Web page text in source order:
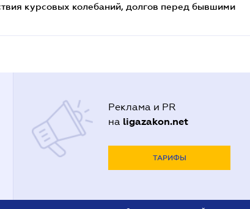
курсовых колебаний, долгов перед бывшими
Реклама и PR
на ligazakon.net
ТАРИФЫ